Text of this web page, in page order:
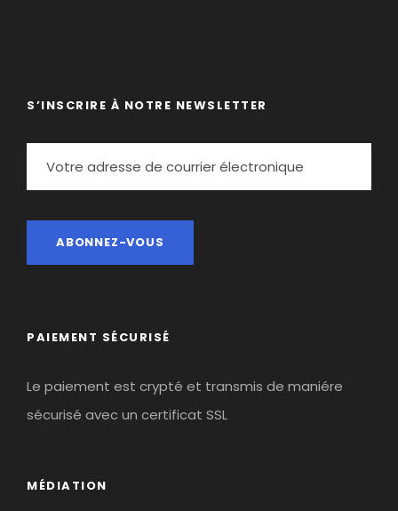
S’INSCRIRE À NOTRE NEWSLETTER
PAIEMENT SÉCURISÉ
Le paiement est crypté et transmis de maniére
sécurisé avec un certificat SSL
MÉDIATION